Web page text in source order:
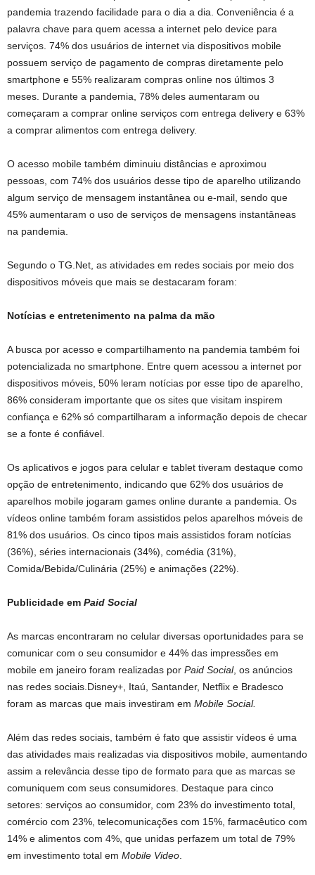
pandemia trazendo facilidade para o dia a dia. Conveniência é a
palavra chave para quem acessa a internet pelo device para
serviços. 74% dos usuários de internet via dispositivos mobile
possuem serviço de pagamento de compras diretamente pelo
smartphone e 55% realizaram compras online nos últimos 3
meses. Durante a pandemia, 78% deles aumentaram ou
começaram a comprar online serviços com entrega delivery e 63%
a comprar alimentos com entrega delivery.
O acesso mobile também diminuiu distâncias e aproximou
pessoas, com 74% dos usuários desse tipo de aparelho utilizando
algum serviço de mensagem instantânea ou e-mail, sendo que
45% aumentaram o uso de serviços de mensagens instantâneas
na pandemia.
Segundo o TG.Net, as atividades em redes sociais por meio dos
dispositivos móveis que mais se destacaram foram:
Notícias e entretenimento na palma da mão
A busca por acesso e compartilhamento na pandemia também foi
potencializada no smartphone. Entre quem acessou a internet por
dispositivos móveis, 50% leram notícias por esse tipo de aparelho,
86% consideram importante que os sites que visitam inspirem
confiança e 62% só compartilharam a informação depois de checar
se a fonte é confiável.
Os aplicativos e jogos para celular e tablet tiveram destaque como
opção de entretenimento, indicando que 62% dos usuários de
aparelhos mobile jogaram games online durante a pandemia. Os
vídeos online também foram assistidos pelos aparelhos móveis de
81% dos usuários. Os cinco tipos mais assistidos foram notícias
(36%), séries internacionais (34%), comédia (31%),
Comida/Bebida/Culinária (25%) e animações (22%).
Publicidade em Paid Social
As marcas encontraram no celular diversas oportunidades para se
comunicar com o seu consumidor e 44% das impressões em
mobile em janeiro foram realizadas por Paid Social, os anúncios
nas redes sociais.Disney+, Itaú, Santander, Netflix e Bradesco
foram as marcas que mais investiram em Mobile Social.
Além das redes sociais, também é fato que assistir vídeos é uma
das atividades mais realizadas via dispositivos mobile, aumentando
assim a relevância desse tipo de formato para que as marcas se
comuniquem com seus consumidores. Destaque para cinco
setores: serviços ao consumidor, com 23% do investimento total,
comércio com 23%, telecomunicações com 15%, farmacêutico com
14% e alimentos com 4%, que unidas perfazem um total de 79%
em investimento total em Mobile Video.